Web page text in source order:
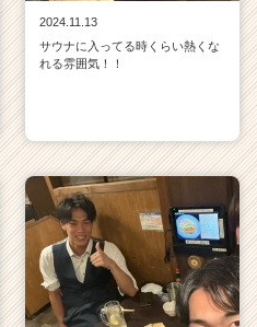
2024.11.13
サウナに入ってる時くらい熱くな
れる雰囲気！！